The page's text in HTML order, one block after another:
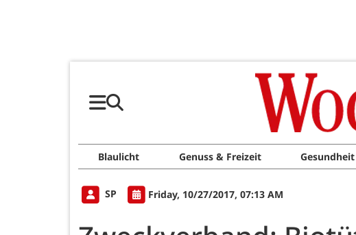
Blaulicht Genuss & Freizeit Gesundheit
SP Friday, 10/27/2017, 07:13 AM